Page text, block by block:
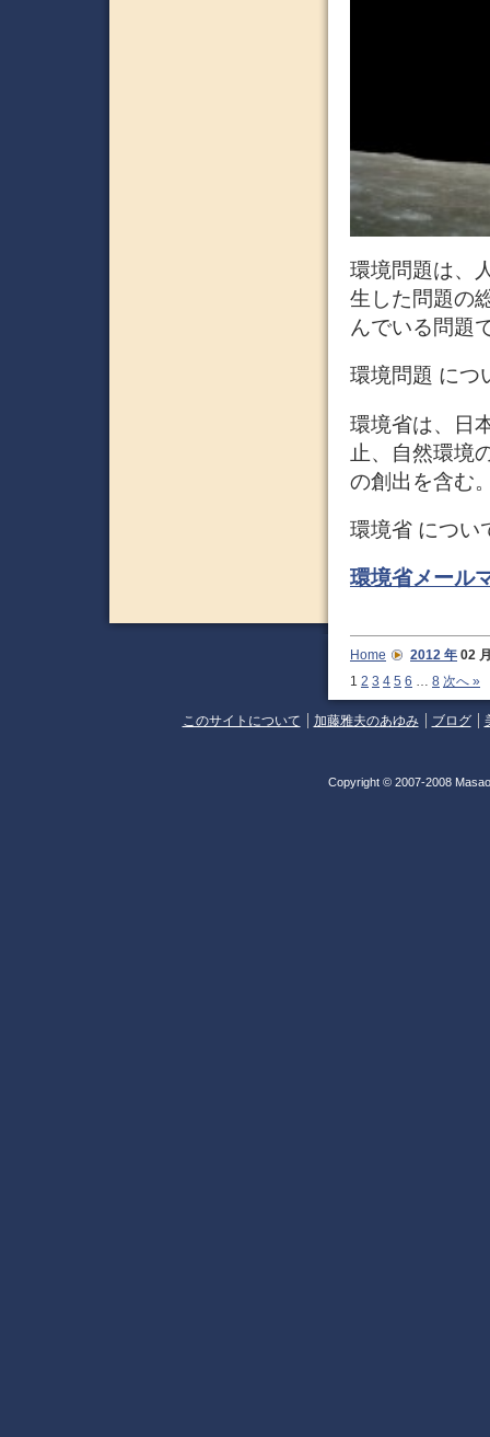
環境問題は、
生した問題の
んでいる問題
環境問題 につ
環境省は、日
止、自然環境
の創出を含む
環境省 につい
環境省メール
1 2 3 4 5 6 … 8 次へ »
Home 2012 年 02
このサイトについて 加藤雅夫のあゆみ ブログ
Copyright © 2007-2008